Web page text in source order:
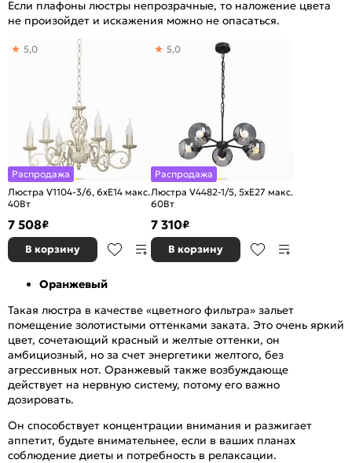
Если плафоны люстры непрозрачные, то наложение цвета
не произойдет и искажения можно не опасаться.
Распродажа
Люстра V1104-3/6, 6хE14 макс.
40Вт
5,0
7 508₽
В корзину
Распродажа
Люстра V4482-1/5, 5хE27 макс.
60Вт
5,0
7 310₽
В корзину
Оранжевый
Такая люстра в качестве «цветного фильтра» зальет
помещение золотистыми оттенками заката. Это очень яркий
цвет, сочетающий красный и желтые оттенки, он
амбициозный, но за счет энергетики желтого, без
агрессивных нот. Оранжевый также возбуждающе
действует на нервную систему, потому его важно
дозировать.
Он способствует концентрации внимания и разжигает
аппетит, будьте внимательнее, если в ваших планах
соблюдение диеты и потребность в релаксации.